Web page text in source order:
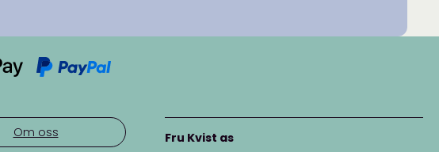
Om oss Fru Kvist as